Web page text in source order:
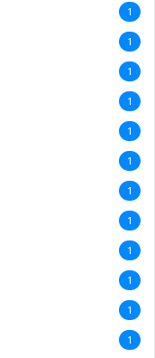
1
1
1
1
1
1
1
1
1
1
1
1